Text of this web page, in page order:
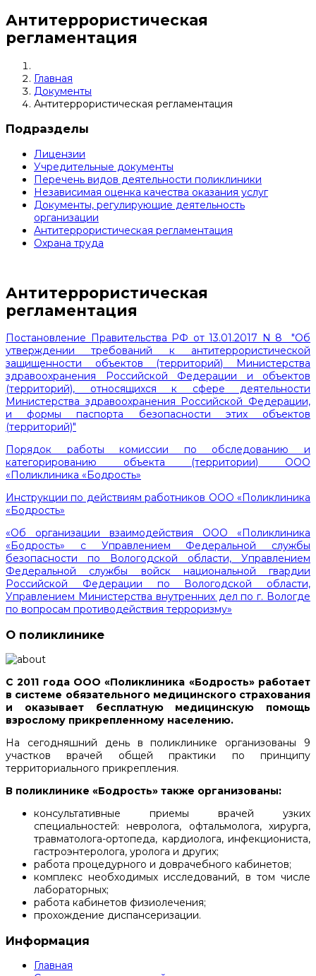
Антитеррористическая
регламентация
Главная
Документы
Антитеррористическая регламентация
Подразделы
Лицензии
Учредительные документы
Перечень видов деятельности поликлиники
Независимая оценка качества оказания услуг
Документы, регулирующие деятельность
организации
Антитеррористическая регламентация
Охрана труда
Антитеррористическая
регламентация
Постановление Правительства РФ от 13.01.2017 N 8 "Об
утверждении требований к антитеррористической
защищенности объектов (территорий) Министерства
здравоохранения Российской Федерации и объектов
(территорий), относящихся к сфере деятельности
Министерства здравоохранения Российской Федерации,
и формы паспорта безопасности этих объектов
(территорий)"
Порядок работы комиссии по обследованию и
категорированию объекта (территории) ООО
«Поликлиника «Бодрость»
Инструкции по действиям работников ООО «Поликлиника
«Бодрость»
«Об организации взаимодействия ООО «Поликлиника
«Бодрость» с Управлением Федеральной службы
безопасности по Вологодской области, Управлением
Федеральной службы войск национальной гвардии
Российской Федерации по Вологодской области,
Управлением Министерства внутренних дел по г. Вологде
по вопросам противодействия терроризму»
О поликлинике
С 2011 года ООО «Поликлиника «Бодрость» работает
в системе обязательного медицинского страхования
и оказывает бесплатную медицинскую помощь
взрослому прикрепленному населению.
На сегодняшний день в поликлинике организованы 9
участков врачей общей практики по принципу
территориального прикрепления.
В поликлинике «Бодрость» также организованы:
консультативные приемы врачей узких
специальностей: невролога, офтальмолога, хирурга,
травматолога-ортопеда, кардиолога, инфекциониста,
гастроэнтеролога, уролога и других;
работа процедурного и доврачебного кабинетов;
комплекс необходимых исследований, в том числе
лабораторных;
работа кабинетов физиолечения;
прохождение диспансеризации.
Информация
Главная